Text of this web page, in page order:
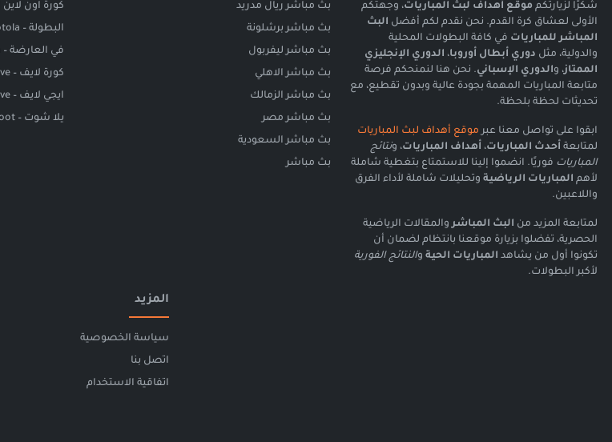
شكرًا لزيارتكم موقع أهداف لبث المباريات، وجهتكم
الأولى لعشاق كرة القدم. نحن نقدم لكم أفضل البث
المباشر للمباريات في كافة البطولات المحلية
والدولية، مثل دوري أبطال أوروبا، الدوري الإنجليزي
الممتاز، والدوري الإسباني. نحن هنا لنمنحكم فرصة
متابعة المباريات المهمة بجودة عالية وبدون تقطيع، مع
تحديثات لحظة بلحظة.
ابقوا على تواصل معنا عبر موقع أهداف لبث المباريات
لمتابعة أحدث المباريات، أهداف المباريات، ونتائج
المباريات فوريًا. انضموا إلينا للاستمتاع بتغطية شاملة
لأهم المباريات الرياضية وتحليلات شاملة لأداء الفرق
واللاعبين.
لمتابعة المزيد من البث المباشروالمقالات الرياضية
الحصرية، تفضلوا بزيارة موقعنا بانتظام لضمان أن
تكونوا أول من يشاهد المباريات الحية والنتائج الفورية
لأكبر البطولات.
بث مباشر ريال مدريد
بث مباشر برشلونة
بث مباشر ليفربول
بث مباشر الاهلي
بث مباشر الزمالك
بث مباشر مصر
بث مباشر السعودية
بث مباشر
كورة اون لاين | kora online
البطولة – elbotola
في العارضة – fel3arda
كورة لايف – koora live
ايجي لايف – Egylive
يلا شوت – yalla shoot
المزيد
سياسة الخصوصية
اتصل بنا
اتفاقية الاستخدام